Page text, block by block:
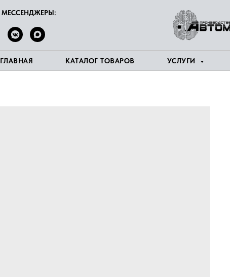
МЕССЕНДЖЕРЫ:
ГЛАВНАЯ КАТАЛОГ ТОВАРОВ УСЛУГИ